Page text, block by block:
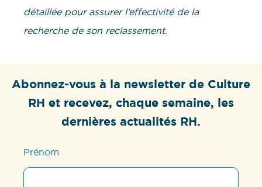
détaillée pour assurer l’effectivité de la
recherche de son reclassement.
Abonnez-vous à la newsletter de Culture
RH et recevez, chaque semaine, les
dernières actualités RH.
Prénom